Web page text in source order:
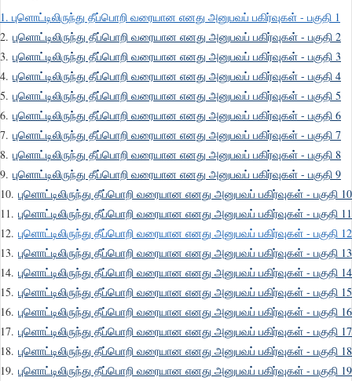
1. புளொட்டிலிருந்து தீப்பொறி வரையான எனது அனுபவப் பகிர்வுகள் - பகுதி 1
2. புளொட்டிலிருந்து தீப்பொறி வரையான எனது அனுபவப் பகிர்வுகள் - பகுதி 2
3. புளொட்டிலிருந்து தீப்பொறி வரையான எனது அனுபவப் பகிர்வுகள் - பகுதி 3
4. புளொட்டிலிருந்து தீப்பொறி வரையான எனது அனுபவப் பகிர்வுகள் - பகுதி 4
5. புளொட்டிலிருந்து தீப்பொறி வரையான எனது அனுபவப் பகிர்வுகள் - பகுதி 5
6. புளொட்டிலிருந்து தீப்பொறி வரையான எனது அனுபவப் பகிர்வுகள் - பகுதி 6
7. புளொட்டிலிருந்து தீப்பொறி வரையான எனது அனுபவப் பகிர்வுகள் - பகுதி 7
8. புளொட்டிலிருந்து தீப்பொறி வரையான எனது அனுபவப் பகிர்வுகள் - பகுதி 8
9. புளொட்டிலிருந்து தீப்பொறி வரையான எனது அனுபவப் பகிர்வுகள் - பகுதி 9
10. புளொட்டிலிருந்து தீப்பொறி வரையான எனது அனுபவப் பகிர்வுகள் - பகுதி 10
11. புளொட்டிலிருந்து தீப்பொறி வரையான எனது அனுபவப் பகிர்வுகள் - பகுதி 11
12. புளொட்டிலிருந்து தீப்பொறி வரையான எனது அனுபவப் பகிர்வுகள் - பகுதி 12
13. புளொட்டிலிருந்து தீப்பொறி வரையான எனது அனுபவப் பகிர்வுகள் - பகுதி 13
14. புளொட்டிலிருந்து தீப்பொறி வரையான எனது அனுபவப் பகிர்வுகள் - பகுதி 14
15. புளொட்டிலிருந்து தீப்பொறி வரையான எனது அனுபவப் பகிர்வுகள் - பகுதி 15
16. புளொட்டிலிருந்து தீப்பொறி வரையான எனது அனுபவப் பகிர்வுகள் - பகுதி 16
17. புளொட்டிலிருந்து தீப்பொறி வரையான எனது அனுபவப் பகிர்வுகள் - பகுதி 17
18. புளொட்டிலிருந்து தீப்பொறி வரையான எனது அனுபவப் பகிர்வுகள் - பகுதி 18
19. புளொட்டிலிருந்து தீப்பொறி வரையான எனது அனுபவப் பகிர்வுகள் - பகுதி 19